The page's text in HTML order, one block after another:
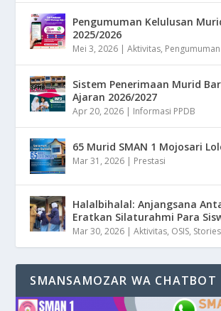
Pengumuman Kelulusan
2025/2026
Mei 3, 2026 |Aktivitas, Pengumuman
Sistem Penerimaan Murid
Ajaran 2026/2027
Apr 20, 2026 Informasi PPDB
65 Murid SMAN 1 Mojosari
Mar 31, 2026 Prestasi
Halalbihalal: Anjangsana
Eratkan Silaturahmi Para
Mar 30, 2026 |Aktivitas, OSIS, Stories
SMANSAMOZAR WA CHATBOT